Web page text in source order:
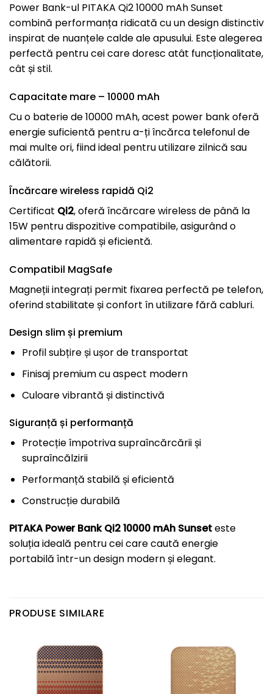
Power Bank-ul PITAKA Qi2 10000 mAh Sunset
combină performanța ridicată cu un design distinctiv
inspirat de nuanțele calde ale apusului. Este alegerea
perfectă pentru cei care doresc atât funcționalitate,
cât și stil.
Capacitate mare – 10000 mAh
Cu o baterie de 10000 mAh, acest power bank oferă
energie suficientă pentru a-ți încărca telefonul de
mai multe ori, fiind ideal pentru utilizare zilnică sau
călătorii.
Încărcare wireless rapidă Qi2
Certificat Qi2, oferă încărcare wireless de până la
15W pentru dispozitive compatibile, asigurând o
alimentare rapidă și eficientă.
Compatibil MagSafe
Magneții integrați permit fixarea perfectă pe telefon,
oferind stabilitate și confort în utilizare fără cabluri.
Design slim și premium
Profil subțire și ușor de transportat
Finisaj premium cu aspect modern
Culoare vibrantă și distinctivă
Siguranță și performanță
Protecție împotriva supraîncărcării și
supraîncălzirii
Performanță stabilă și eficientă
Construcție durabilă
PITAKA Power Bank Qi2 10000 mAh Sunseteste
soluția ideală pentru cei care caută energie
portabilă într-un design modern și elegant.
PRODUSE SIMILARE